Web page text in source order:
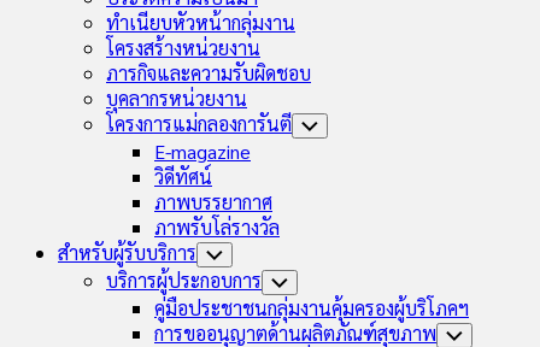
Menu
ทำเนียบหัวหน้ากลุ่มงาน
โครงสร้างหน่วยงาน
ภารกิจและความรับผิดชอบ
บุคลากรหน่วยงาน
โครงการแม่กลองการันตี Toggle
E-magazine
วิดีทัศน์
ภาพบรรยากาศ
ภาพรับโล่รางวัล
สำหรับผู้รับบริการ Toggle
Child
Menu
บริการผู้ประกอบการ Toggle
Child
Menu
คู่มือประชาชนกลุ่มงานคุ้มครองผู้บริโภคฯ
การขออนุญาตด้านผลิตภัณฑ์สุขภาพ Toggle